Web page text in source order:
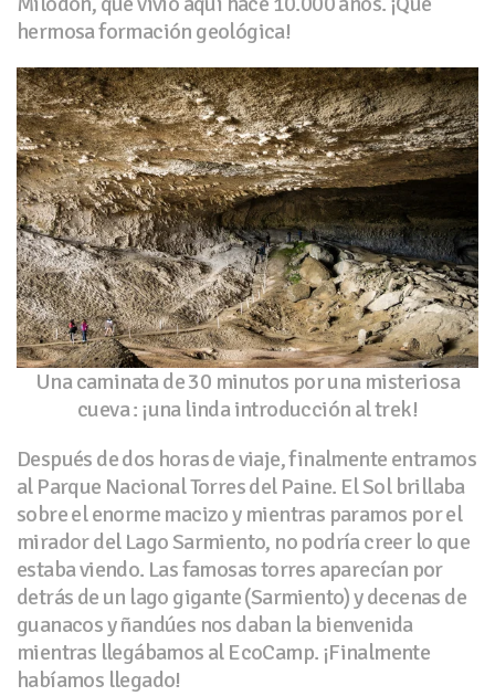
hermosa formación geológica!
Una caminata de 30 minutos por una misteriosa
cueva : ¡una linda introducción al trek!
Después de dos horas de viaje, finalmente entramos
al Parque Nacional Torres del Paine. El Sol brillaba
sobre el enorme macizo y mientras paramos por el
mirador del Lago Sarmiento, no podría creer lo que
estaba viendo. Las famosas torres aparecían por
detrás de un lago gigante (Sarmiento) y decenas de
guanacos y ñandúes nos daban la bienvenida
mientras llegábamos al EcoCamp. ¡Finalmente
habíamos llegado!